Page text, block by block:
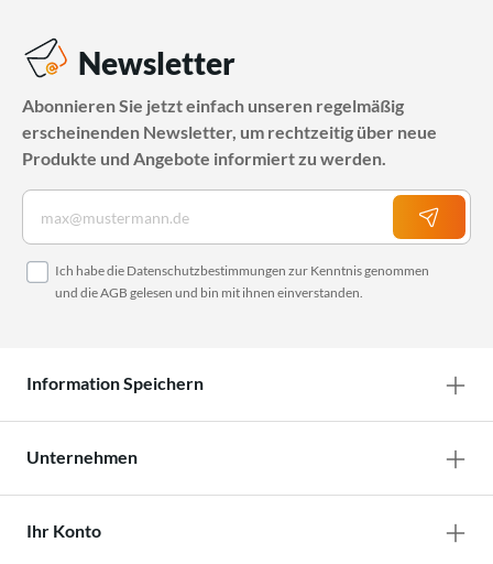
Newsletter
Abonnieren Sie jetzt einfach unseren regelmäßig
erscheinenden Newsletter, um rechtzeitig über neue
Produkte und Angebote informiert zu werden.
Ich habe die Datenschutzbestimmungen zur Kenntnis genommen
und dieAGB gelesen und bin mit ihnen einverstanden.
Information Speichern
Unternehmen
Ihr Konto